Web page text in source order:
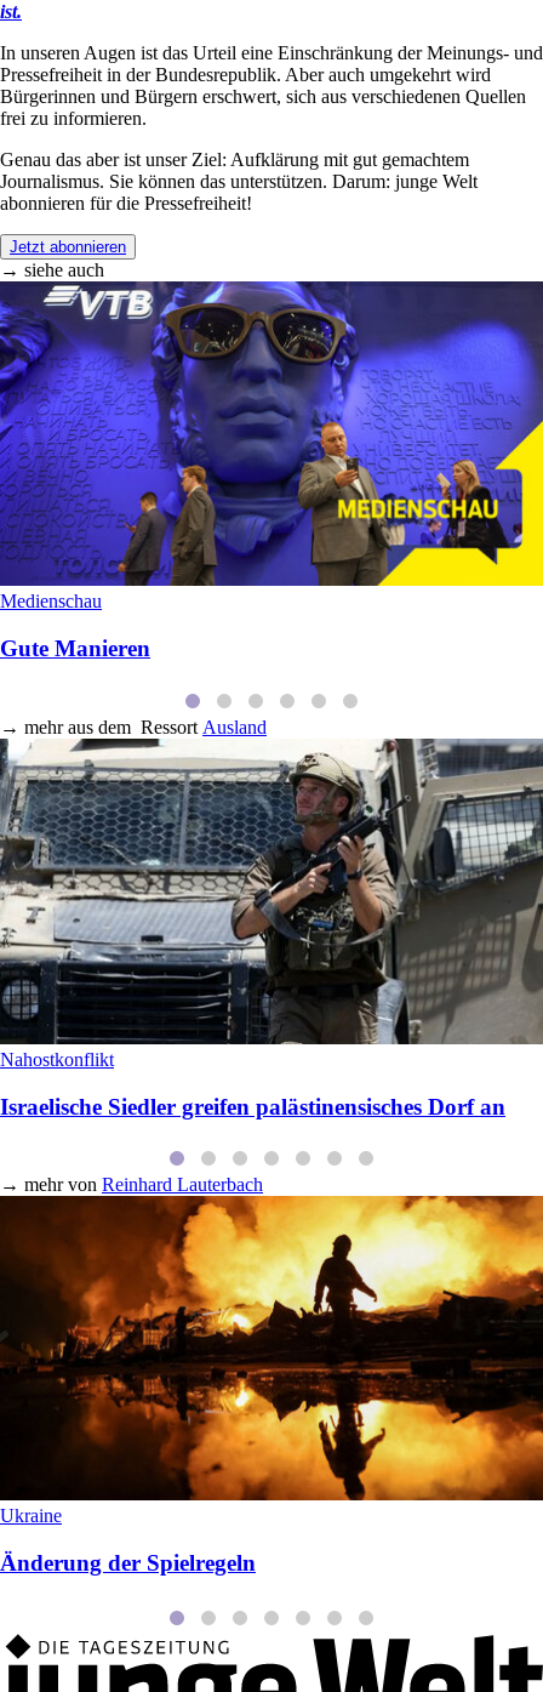
ist.
In unseren Augen ist das Urteil eine Einschränkung der Meinungs- und
Pressefreiheit in der Bundesrepublik. Aber auch umgekehrt wird
Bürgerinnen und Bürgern erschwert, sich aus verschiedenen Quellen
frei zu informieren.
Genau das aber ist unser Ziel: Aufklärung mit gut gemachtem
Journalismus. Sie können das unterstützen. Darum: junge Welt
abonnieren für die Pressefreiheit!
Jetzt abonnieren
→ siehe auch
Medienschau
Gute Manieren
→ mehr aus dem Ressort Ausland
Nahostkonflikt
Israelische Siedler greifen palästinensisches Dorf an
→ mehr von Reinhard Lauterbach
Ukraine
Änderung der Spielregeln